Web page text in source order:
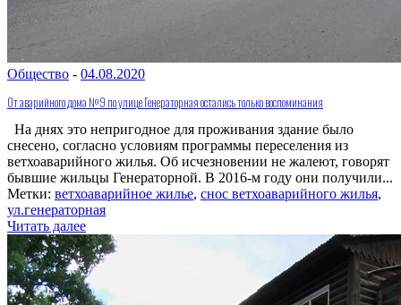
Общество - 04.08.2020
От аварийного дома №9 по улице Генераторная остались только воспоминания
На днях это непригодное для проживания здание было
снесено, согласно условиям программы переселения из
ветхоаварийного жилья. Об исчезновении не жалеют, говорят
бывшие жильцы Генераторной. В 2016-м году они получили...
Метки: ветхоаварийное жилье, снос ветхоаварийного жилья,
ул.генераторная
Читать далее